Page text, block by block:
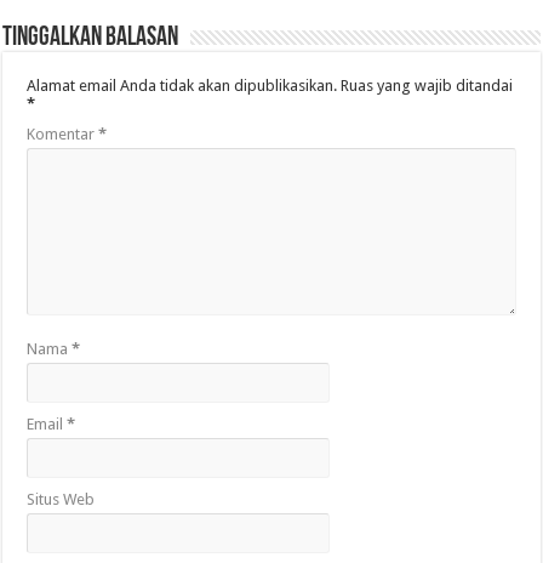
Tinggalkan Balasan
Alamat email Anda tidak akan dipublikasikan. Ruas yang wajib ditandai
*
Komentar*
Nama*
Email*
Situs Web